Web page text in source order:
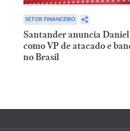
SETOR FINANCEIRO
Santander anuncia Daniel
como VP de atacado e
no Brasil